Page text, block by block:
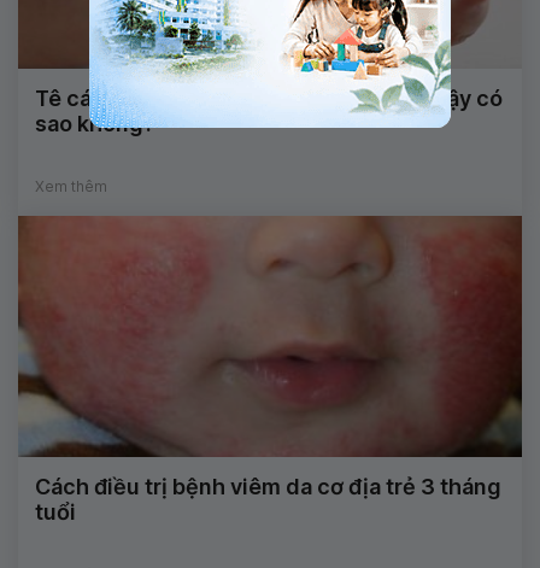
Tê cánh tay kèm đau gót chân khi ngủ dậy có
sao không?
Xem thêm
Cách điều trị bệnh viêm da cơ địa trẻ 3 tháng
tuổi